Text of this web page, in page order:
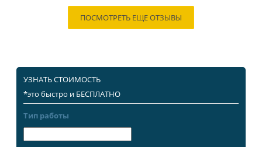
ПОСМОТРЕТЬ ЕЩЕ ОТЗЫВЫ
УЗНАТЬ СТОИМОСТЬ
*это быстро и БЕСПЛАТНО
Тип работы